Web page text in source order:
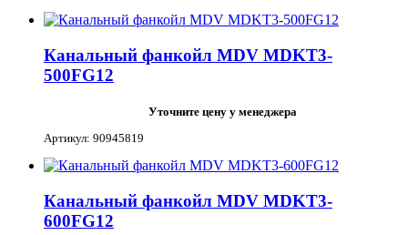
Канальный фанкойл MDV MDKT3-
500FG12
Уточните цену у менеджера
Артикул: 90945819
Канальный фанкойл MDV MDKT3-
600FG12